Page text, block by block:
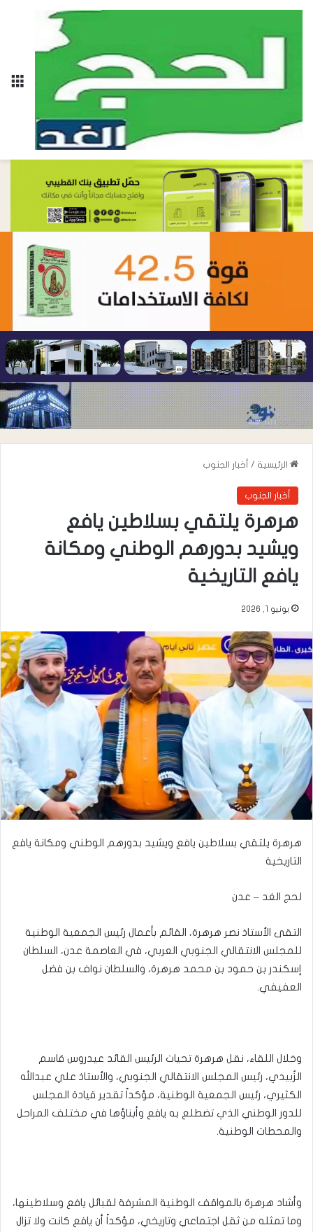
الرئيسية / أخبار الجنوب
أخبار الجنوب
هرهرة يلتقي بسلاطين يافع
ويشيد بدورهم الوطني ومكانة
يافع التاريخية
يونيو 1, 2026
‏هرهرة يلتقي بسلاطين يافع ويشيد بدورهم الوطني ومكانة يافع
التاريخية
لحج الغد – عدن
التقى الأستاذ نصر هرهرة، القائم بأعمال رئيس الجمعية الوطنية
للمجلس الانتقالي الجنوبي العربي، في العاصمة عدن، السلطان
إسكندر بن حمود بن محمد هرهرة، والسلطان نواف بن فضل
العفيفي.
وخلال اللقاء، نقل هرهرة تحيات الرئيس القائد عيدروس قاسم
الزُبيدي، رئيس المجلس الانتقالي الجنوبي، والأستاذ علي عبدالله
الكثيري، رئيس الجمعية الوطنية، مؤكداً تقدير قيادة المجلس
للدور الوطني الذي تضطلع به يافع وأبناؤها في مختلف المراحل
والمحطات الوطنية.
وأشاد هرهرة بالمواقف الوطنية المشرفة لقبائل يافع وسلاطينها،
وما تمثله من ثقل اجتماعي وتاريخي، مؤكداً أن يافع كانت ولا تزال